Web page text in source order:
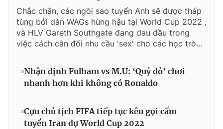
Chắc chắn, các ngôi sao tuyển Anh sẽ được tháp
tùng bởi dàn WAGs hùng hậu tại World Cup 2022 ,
và HLV Gareth Southgate đang đau đầu trong
việc cách cân đối nhu cầu 'sex' cho các học trò...
Nhận định Fulham vs M.U: ‘Quỷ đỏ’ chơi
nhanh hơn khi không có Ronaldo
Cựu chủ tịch FIFA tiếp tục kêu gọi cấm
tuyển Iran dự World Cup 2022